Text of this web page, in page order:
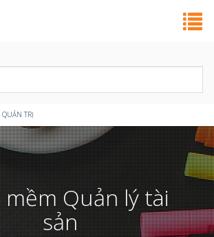
TRỊ
mềm Quản lý tài
sản